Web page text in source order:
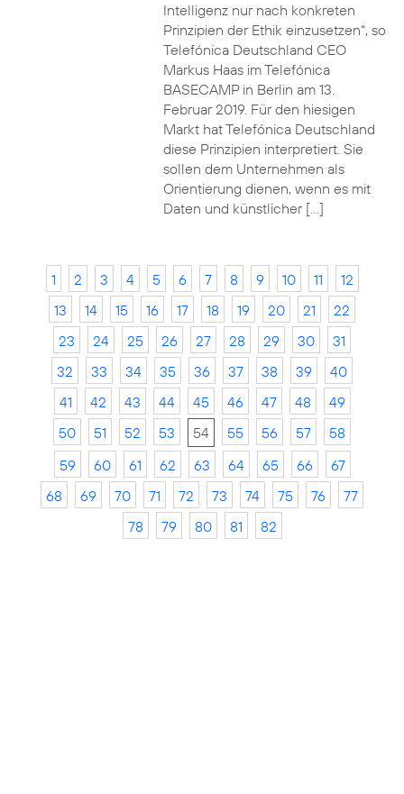
Intelligenz nur nach konkreten
Prinzipien der Ethik einzusetzen“, so
Telefónica Deutschland CEO
Markus Haas im Telefónica
BASECAMP in Berlin am 13.
Februar 2019. Für den hiesigen
Markt hat Telefónica Deutschland
diese Prinzipien interpretiert. Sie
sollen dem Unternehmen als
Orientierung dienen, wenn es mit
Daten und künstlicher […]
1 2 3 4 5 6 7 8 9 10 11
12
13
14 15 16 17 18 19 20 21
22
23
24 25 26 27 28 29 30
31
32
33 34 35 36 37 38 39
40
41
42 43 44 45 46 47 48
49
50
51 52 53 54 55 56 57
58
59
60 61 62 63 64 65 66
67
68
69 70 71 72 73 74 75 76
77
78
79 80 81 82